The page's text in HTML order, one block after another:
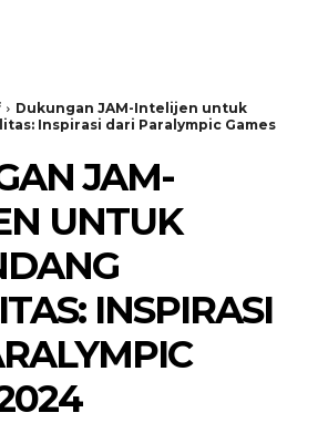
Dukungan JAM-Intelijen untuk
Inspirasi dari Paralympic Games
JAM-
UNTUK
INSPIRASI